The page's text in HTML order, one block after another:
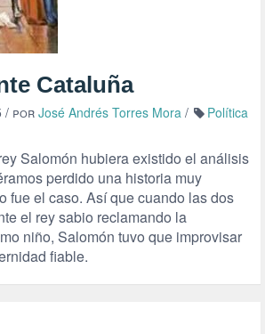
Cataluña
/ por José Andrés Torres Mora /
Política
Salomón hubiera existido el análisis
perdido una historia muy
fue el caso. Así que cuando las dos
el rey sabio reclamando la
niño, Salomón tuvo que improvisar
fiable.